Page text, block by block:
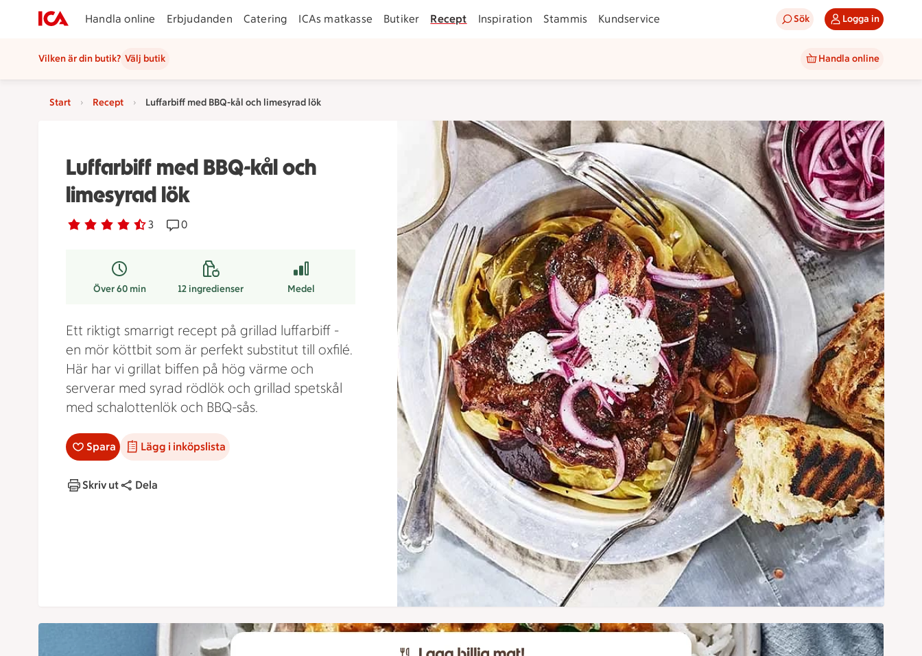
Handla online Erbjudanden Catering ICAs matkasse Butiker Recept Inspiration Stammis Kundservice Sök Logga in
Vilken är din butik? Välj butik Handla online
Start Recept Luffarbiff med BBQ-kål och limesyrad lök
Luffarbiff med BBQ-kål och
limesyrad lök
Betyg 4.7 av 5. 3
3 personer har röstatReceptet har 0 kommentarer
0
Över 60 min 12ingredienser Medel
Ett riktigt smarrigt recept på grillad luffarbiff -
en mör köttbit som är perfekt substitut till oxfilé.
Här har vi grillat biffen på hög värme och
serverar med syrad rödlök och grillad spetskål
med schalottenlök och BBQ-sås.
Spara Lägg i inköpslista
Skriv ut Dela